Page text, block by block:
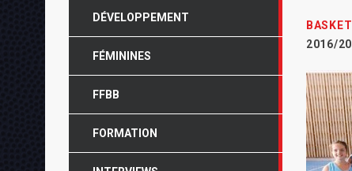
2016/
DÉVELOPPEMENT
FÉMININES
FFBB
FORMATION